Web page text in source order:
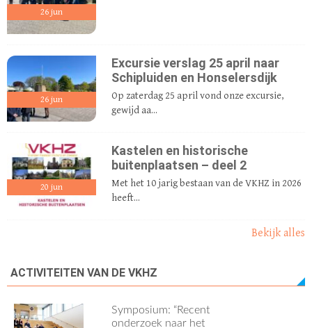
26 jun
26 jun
Excursie verslag 25 april naar
Schipluiden en Honselersdijk
Op zaterdag 25 april vond onze excursie,
gewijd aa...
20 jun
Kastelen en historische
buitenplaatsen – deel 2
Met het 10 jarig bestaan van de VKHZ in 2026
heeft...
Bekijk alles
ACTIVITEITEN VAN DE VKHZ
Symposium: “Recent
onderzoek naar het